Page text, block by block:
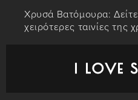
Χρυσά Βατόμουρα: Δείτε
χειρότερες ταινίες της